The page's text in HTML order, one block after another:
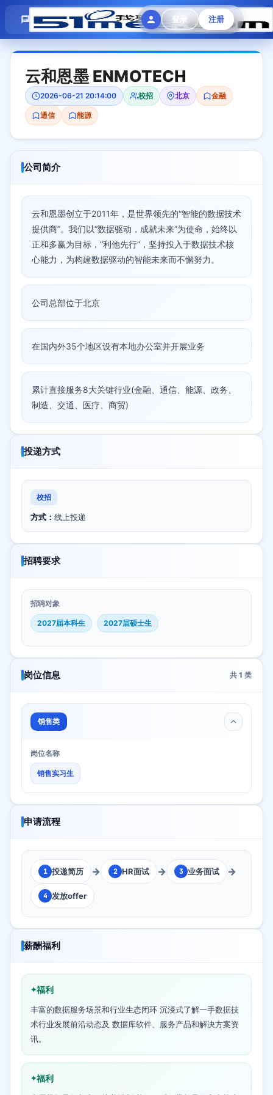
登录 注册
模拟面试 题目大全 招聘中心 会员专区
云和恩墨 ENMOTECH
2026-06-21 20:14:00 校招 北京 金融
通信 能源
公司简介
云和恩墨创立于2011年，是世界领先的“智能的数据技术
提供商”。我们以“数据驱动，成就未来”为使命，始终以
正和多赢为目标，“利他先行”，坚持投入于数据技术核
心能力，为构建数据驱动的智能未来而不懈努力。
公司总部位于北京
在国内外35个地区设有本地办公室并开展业务
累计直接服务8大关键行业(金融、通信、能源、政务、
制造、交通、医疗、商贸)
投递方式
校招
方式： 线上投递
招聘要求
招聘对象
2027届本科生 2027届硕士生
岗位信息 共 1 类
销售类
岗位名称
销售实习生
申请流程
1 投递简历 → 2 HR面试 → 3 业务面试 →
4 发放offer
薪酬福利
福利
丰富的数据服务场景和行业生态闭环 沉浸式了解一手数据技
术行业发展前沿动态及 数据库软件、服务产品和解决方案资
讯。
福利